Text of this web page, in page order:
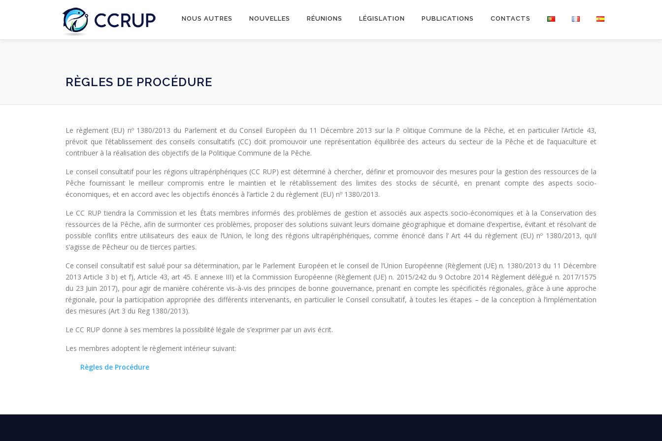
NOUS AUTRES NOUVELLES RÉUNIONS LÉGISLATION PUBLICATIONS CONTACTS
RÈGLES DE PROCÉDURE
Le règlement (EU) nº 1380/2013 du Parlement et du Conseil Européen du 11 Décembre 2013 sur la P olitique Commune de la Pêche, et en particulier l’Article 43,
prévoit que l’établissement des conseils consultatifs (CC) doit promouvoir une représentation équilibrée des acteurs du secteur de la Pêche et de l’aquaculture et
contribuer à la réalisation des objectifs de la Politique Commune de la Pêche.
Le conseil consultatif pour les régions ultrapériphériques (CC RUP) est déterminé à chercher, définir et promouvoir des mesures pour la gestion des ressources de la
Pêche fournissant le meilleur compromis entre le maintien et le rétablissement des limites des stocks de sécurité, en prenant compte des aspects socio-
économiques, et en accord avec les objectifs énoncés à l’article 2 du règlement (EU) nº 1380/2013.
Le CC RUP tiendra la Commission et les États membres informés des problèmes de gestion et associés aux aspects socio-économiques et à la Conservation des
ressources de la Pêche, afin de surmonter ces problèmes, proposer des solutions suivant leurs domaine géographique et domaine d’expertise, évitant et résolvant de
possible conflits entre utilisateurs des eaux de l’Union, le long des régions ultrapériphériques, comme énoncé dans l’ Art 44 du règlement (EU) nº 1380/2013, qu’il
s’agisse de Pêcheur ou de tierces parties.
Ce conseil consultatif est salué pour sa détermination, par le Parlement Européen et le conseil de l’Union Européenne (Règlement (UE) n. 1380/2013 du 11 Décembre
2013 Article 3 b) et f), Article 43, art 45. E annexe III) et la Commission Européenne (Règlement (UE) n. 2015/242 du 9 Octobre 2014 Règlement délégué n. 2017/1575
du 23 Juin 2017), pour agir de manière cohérente vis-à-vis des principes de bonne gouvernance, prenant en compte les spécificités régionales, grâce à une approche
régionale, pour la participation appropriée des différents intervenants, en particulier le Conseil consultatif, à toutes les étapes – de la conception à l’implémentation
des mesures (Art 3 du Reg 1380/2013).
Le CC RUP donne à ses membres la possibilité légale de s’exprimer par un avis écrit.
Les membres adoptent le règlement intérieur suivant:
Règles de Procédure